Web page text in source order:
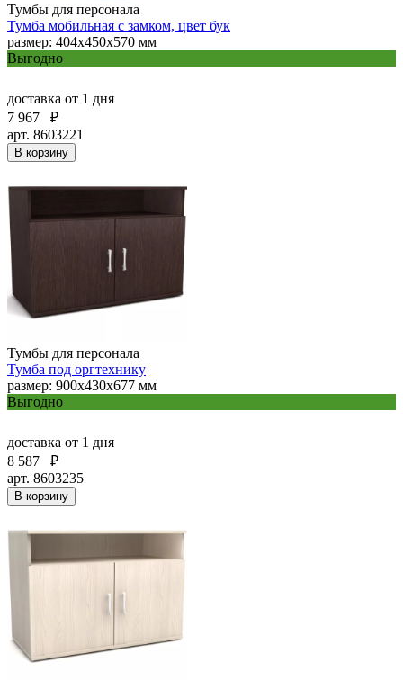
Тумбы для персонала
Тумба мобильная с замком, цвет бук
размер: 404х450х570 мм
Выгодно
доставка от 1 дня
7 967
₽
арт. 8603221
В корзину
Тумбы для персонала
Тумба под оргтехнику
размер: 900х430х677 мм
Выгодно
доставка от 1 дня
8 587
₽
арт. 8603235
В корзину